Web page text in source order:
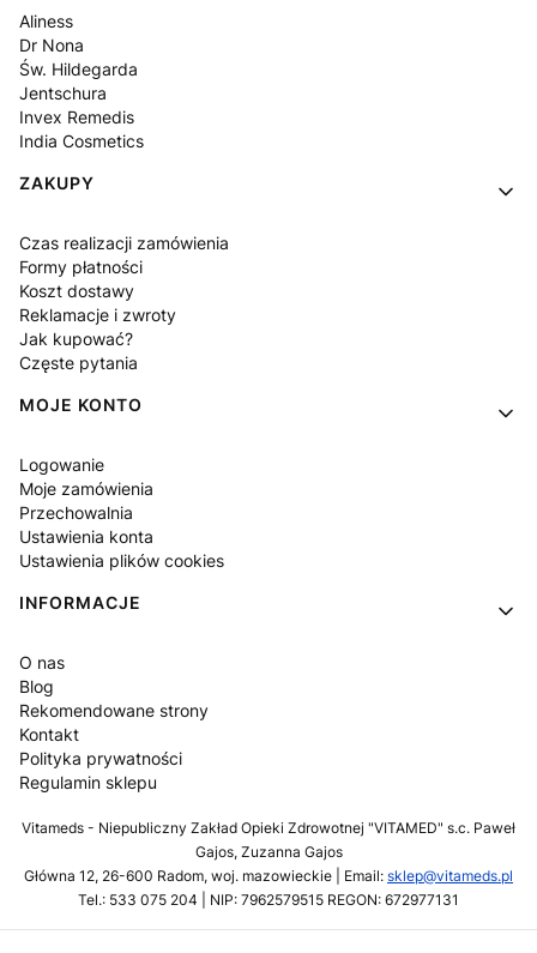
Aliness
Dr Nona
Św. Hildegarda
Jentschura
Invex Remedis
India Cosmetics
ZAKUPY
Czas realizacji zamówienia
Formy płatności
Koszt dostawy
Reklamacje i zwroty
Jak kupować?
Częste pytania
MOJE KONTO
Logowanie
Moje zamówienia
Przechowalnia
Ustawienia konta
Ustawienia plików cookies
INFORMACJE
O nas
Blog
Rekomendowane strony
Kontakt
Polityka prywatności
Regulamin sklepu
Vitameds - Niepubliczny Zakład Opieki Zdrowotnej "VITAMED" s.c. Paweł
Gajos, Zuzanna Gajos
Główna 12, 26-600 Radom, woj. mazowieckie | Email: sklep@vitameds.pl
Tel.: 533 075 204 | NIP: 7962579515 REGON: 672977131